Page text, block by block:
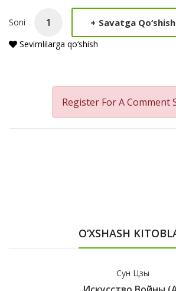
Soni + Savatga Qo‘shish
Sevimlilarga qo‘shish
Register For A Comment
O‘XSHASH
Сун Цзы